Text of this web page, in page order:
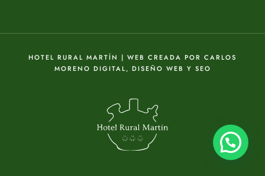
HOTEL RURAL MARTÍN | WEB CREADA POR CARLOS
MORENO DIGITAL, DISEÑO WEB Y SEO